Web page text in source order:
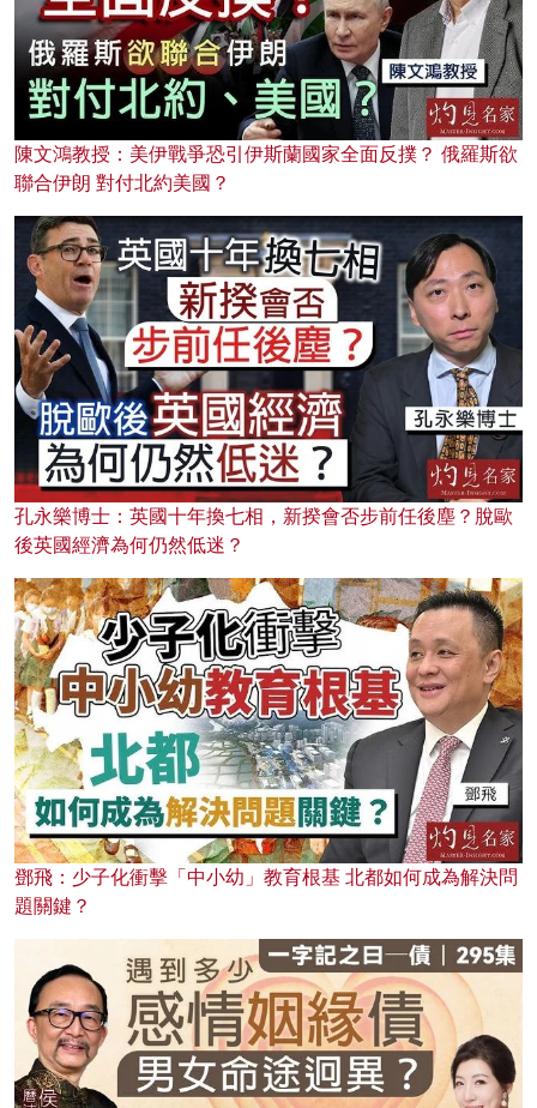
陳文鴻教授：美伊戰爭恐引伊斯蘭國家全面反撲？ 俄羅斯欲
聯合伊朗 對付北約美國？
孔永樂博士：英國十年換七相，新揆會否步前任後塵？脫歐
後英國經濟為何仍然低迷？
鄧飛：少子化衝擊「中小幼」教育根基 北都如何成為解決問
題關鍵？